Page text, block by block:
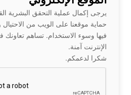
يرجى إكمال عملية التحقق البشرية
حماية موقعنا على الويب من
فيها وسوء الاستخدام. تساهم تعاونك
الإنترنت آمنة.
شكرا لدعمكم.